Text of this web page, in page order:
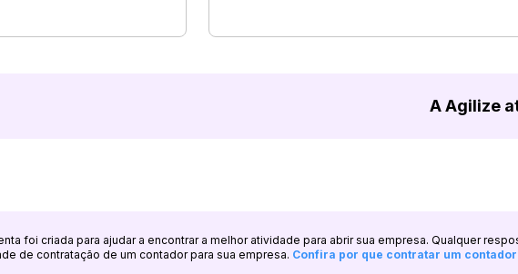
A Agilize
foi criada para ajudar a encontrar a melhor atividade para abrir sua empresa. Qualquer
de contratação de um contador para sua empresa. Confira por que contratar um